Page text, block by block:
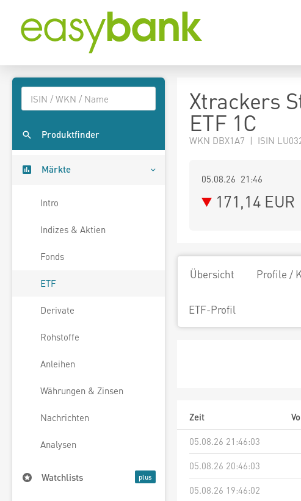
Produktfinder
Märkte
Intro
Indizes & Aktien
Fonds
ETF
Derivate
Rohstoffe
Anleihen
Währungen & Zinsen
Nachrichten
Analysen
Watchlists
Xtrackers
ETF 1C
WKN DBX1A7 | ISIN
05.08.26 21:46
171,14 EUR
Übersicht Profile /
ETF-Profil
Zeit
05.08.26 21:46:03
05.08.26 20:46:03
05.08.26 19:46:02